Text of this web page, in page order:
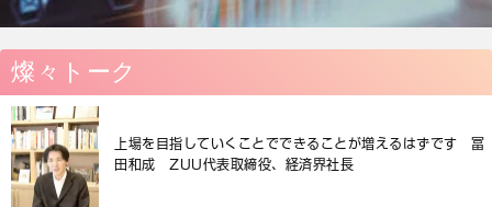
燦々トーク
上場を目指していくことでできることが増えるはずです 冨
田和成 ZUU代表取締役、経済界社長